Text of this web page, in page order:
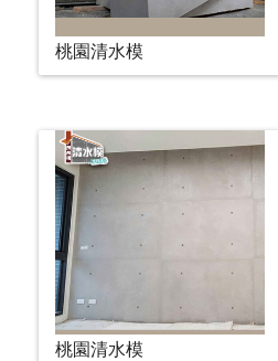
桃園清水模
桃園清水模